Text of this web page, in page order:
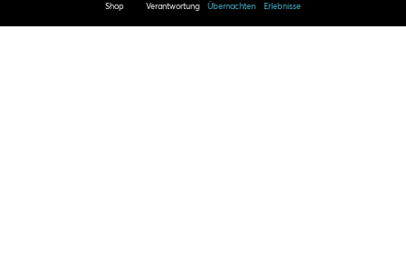
Shop Verantwortung Übernachten Erlebnisse